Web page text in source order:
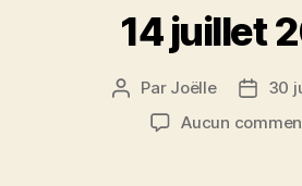
14 juillet
Auteur
l’article
Par Joëlle
Date
30
Aucun